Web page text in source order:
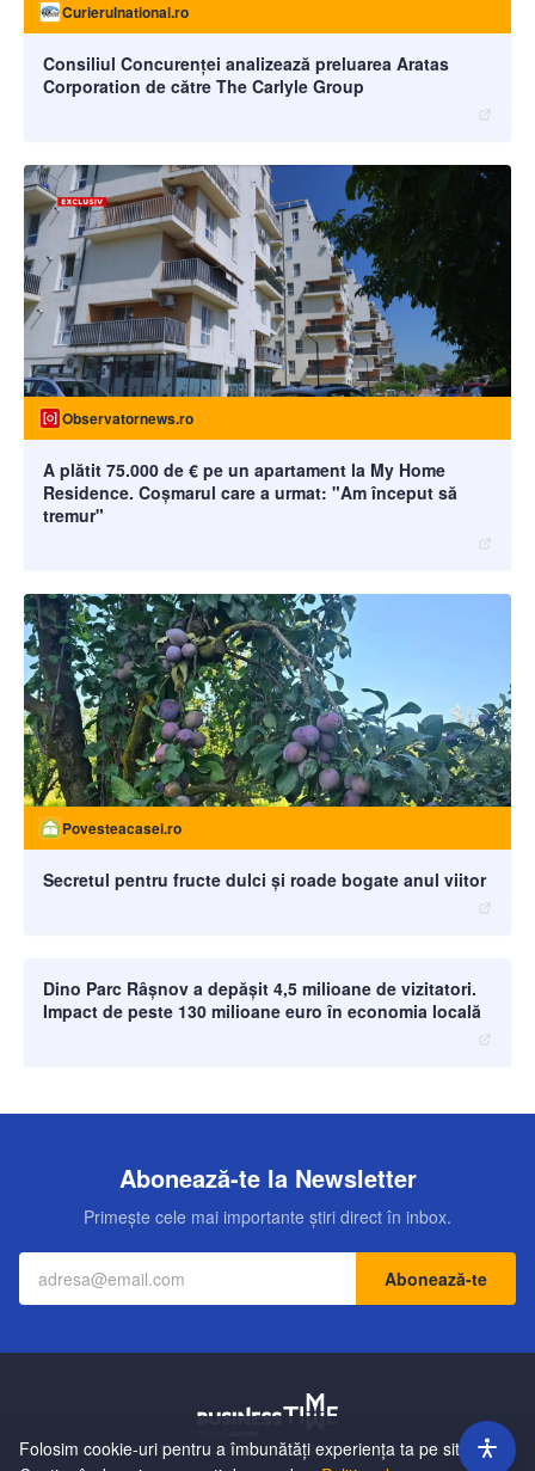
Curierulnational.ro
Consiliul Concurenței analizează preluarea Aratas
Corporation de către The Carlyle Group
Observatornews.ro
A plătit 75.000 de € pe un apartament la My Home
Residence. Coşmarul care a urmat: "Am început să
tremur"
Povesteacasei.ro
Secretul pentru fructe dulci și roade bogate anul viitor
Dino Parc Râșnov a depășit 4,5 milioane de vizitatori.
Impact de peste 130 milioane euro în economia locală
Abonează-te la Newsletter
Primește cele mai importante știri direct în inbox.
Abonează-te
ContactEchipa Publicitate Politică de ConfidențialitateHartă Site
Folosim cookie-uri pentru a îmbunătăți experiența ta pe site.